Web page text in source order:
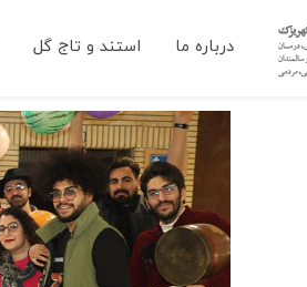
درباره ما استند و تاج گل